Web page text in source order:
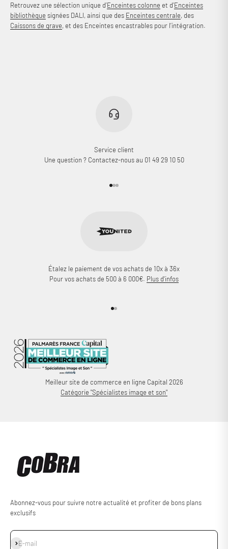
Retrouvez une sélection unique d’Enceintes colonne et d’Enceintes
bibliothèque signées DALI, ainsi que des Enceintes centrale, des
Caissons de grave, et des Enceintes encastrables pour l’intégration.
Service client
Une question ? Contactez-nous au 01 49 29 10 50
Aller à l'élément 1
Aller à l'élément 2
Aller à l'élément 3
Étalez le paiement de vos achats de 10x à 36x
Pour vos achats de 500 à 6 000€. Plus d'infos
Aller à l'élément 1
Aller à l'élément 2
Meilleur site de commerce en ligne Capital 2026
Catégorie "Spécialistes image et son"
Abonnez-vous pour suivre notre actualité et profiter de bons plans
exclusifs
E-mail
S'inscrire
Connectez-vous à votre compte pour ajouter des produits à
votre liste de souhaits et afficher vos articles précédemment
Se connecter